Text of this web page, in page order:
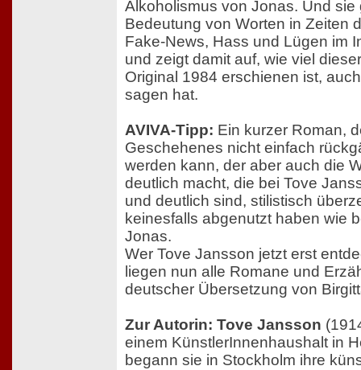
Alkoholismus von Jonas. Und sie
Bedeutung von Worten in Zeiten
Fake-News, Hass und Lügen im
und zeigt damit auf, wie viel
Original 1984 erschienen ist,
sagen hat.
AVIVA-Tipp: Ein kurzer Roman,
Geschehenes nicht einfach
werden kann, der aber auch die
deutlich macht, die bei Tove
und deutlich sind, stilistisch
keinesfalls abgenutzt haben wie
Jonas.
Wer Tove Jansson jetzt erst
liegen nun alle Romane und
deutscher Übersetzung von
Zur Autorin: Tove Jansson
einem KünstlerInnenhaushalt in
begann sie in Stockholm ihre